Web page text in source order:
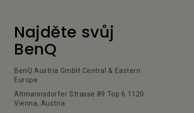
Najděte svůj
BenQ
BenQ Austria GmbH Central & Eastern
Europe
Altmannsdorfer Strasse 89 Top 6 1120
Vienna, Austria